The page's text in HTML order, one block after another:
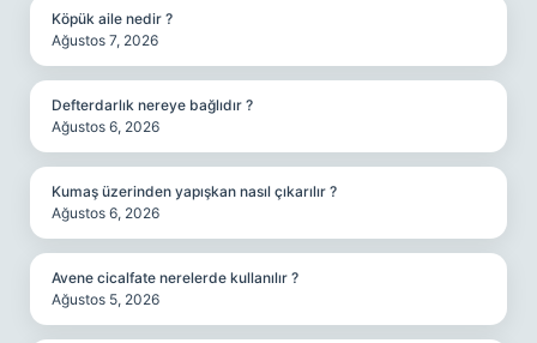
Köpük aile nedir ?
Ağustos 7, 2026
Defterdarlık nereye bağlıdır ?
Ağustos 6, 2026
Kumaş üzerinden yapışkan nasıl çıkarılır ?
Ağustos 6, 2026
Avene cicalfate nerelerde kullanılır ?
Ağustos 5, 2026